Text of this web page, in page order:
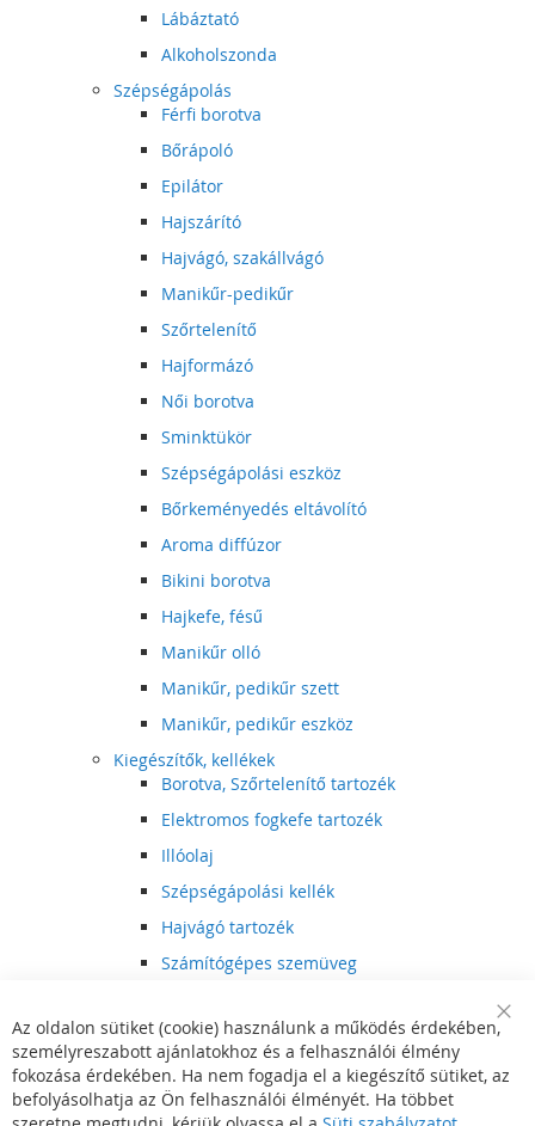
Lábáztató
Alkoholszonda
Szépségápolás
Férfi borotva
Bőrápoló
Epilátor
Hajszárító
Hajvágó, szakállvágó
Manikűr-pedikűr
Szőrtelenítő
Hajformázó
Női borotva
Sminktükör
Szépségápolási eszköz
Bőrkeményedés eltávolító
Aroma diffúzor
Bikini borotva
Hajkefe, fésű
Manikűr olló
Manikűr, pedikűr szett
Manikűr, pedikűr eszköz
Kiegészítők, kellékek
Borotva, Szőrtelenítő tartozék
Elektromos fogkefe tartozék
Illóolaj
Szépségápolási kellék
Hajvágó tartozék
Számítógépes szemüveg
Hajvágó kiegészítő
Szórakoztató elektronika
Multimédia
DVD, BluRay lejátszó
Bar
Az oldalon sütiket (cookie) használunk a működés érdekében,
személyreszabott ajánlatokhoz és a felhasználói élmény
fokozása érdekében. Ha nem fogadja el a kiegészítő sütiket, az
befolyásolhatja az Ön felhasználói élményét. Ha többet